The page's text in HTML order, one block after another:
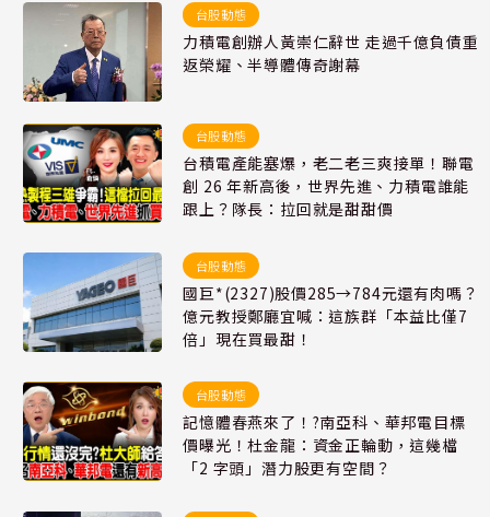
台股動態
力積電創辦人黃崇仁辭世 走過千億負債重
返榮耀、半導體傳奇謝幕
台股動態
台積電產能塞爆，老二老三爽接單！聯電
創 26 年新高後，世界先進、力積電誰能
跟上？隊長：拉回就是甜甜價
台股動態
國巨*(2327)股價285→784元還有肉嗎？
億元教授鄭廳宜喊：這族群「本益比僅7
倍」現在買最甜！
台股動態
記憶體春燕來了！?南亞科、華邦電目標
價曝光！杜金龍：資金正輪動，這幾檔
「2 字頭」潛力股更有空間？